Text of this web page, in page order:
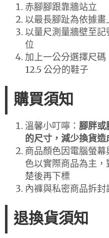
赤腳腳跟靠牆站立
以最長腳趾為依據畫
以量尺測量牆壁至
位
加上一公分選擇尺碼
12.5 公分的鞋子
購買須知
溫馨小叮嚀： 腳胖或
的尺寸，減少換貨
商品顏色因電腦螢
色以實際商品為主
楚後再下標
內褲與私密商品拆
退換貨須知